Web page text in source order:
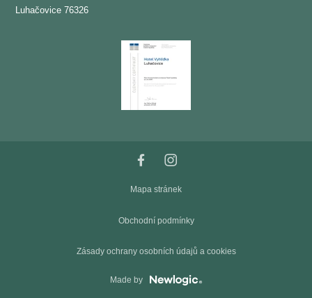
Luhačovice 76326
Mapa stránek
Obchodní podmínky
Zásady ochrany osobních údajů a cookies
Made by